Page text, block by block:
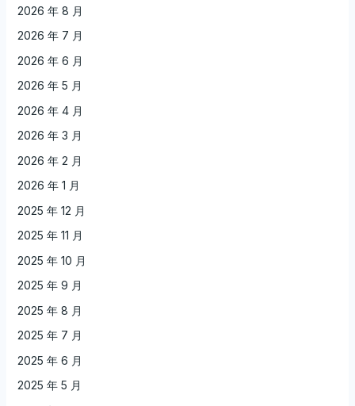
2026 年 8 月
2026 年 7 月
2026 年 6 月
2026 年 5 月
2026 年 4 月
2026 年 3 月
2026 年 2 月
2026 年 1 月
2025 年 12 月
2025 年 11 月
2025 年 10 月
2025 年 9 月
2025 年 8 月
2025 年 7 月
2025 年 6 月
2025 年 5 月